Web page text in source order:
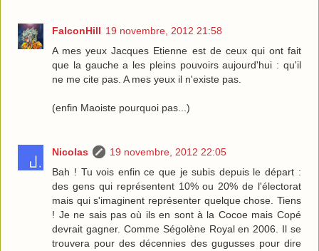
FalconHill 19 novembre, 2012 21:58
A mes yeux Jacques Etienne est de ceux qui ont fait
que la gauche a les pleins pouvoirs aujourd'hui : qu'il
ne me cite pas. A mes yeux il n'existe pas.
(enfin Maoiste pourquoi pas...)
Nicolas
19 novembre, 2012 22:05
Bah ! Tu vois enfin ce que je subis depuis le départ :
des gens qui représentent 10% ou 20% de l'électorat
mais qui s'imaginent représenter quelque chose. Tiens
! Je ne sais pas où ils en sont à la Cocoe mais Copé
devrait gagner. Comme Ségolène Royal en 2006. Il se
trouvera pour des décennies des gugusses pour dire